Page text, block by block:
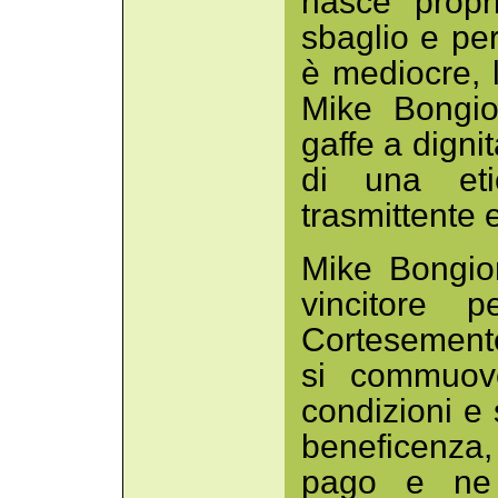
sbaglio e
è mediocre,
Mike
gaffe a
di una
trasmittente
Mike
vincitore
si
condizioni e
pago e